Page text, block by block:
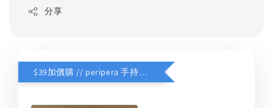
分享
$39加價購 // peripera 手持化妝鏡